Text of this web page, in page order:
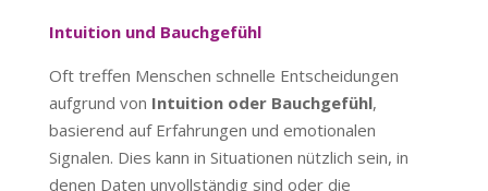
Intuition und Bauchgefühl
Oft treffen Menschen schnelle Entscheidungen
aufgrund von Intuition oder Bauchgefühl,
basierend auf Erfahrungen und emotionalen
Signalen. Dies kann in Situationen nützlich sein, in
denen Daten unvollständig sind oder die